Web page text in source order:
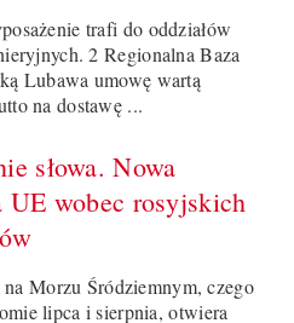
trafi do oddziałów
2 Regionalna Baza
Lubawa umowę wartą
na dostawę ...
słowa. Nowa
UE wobec rosyjskich
Morzu Śródziemnym, czego
lipca i sierpnia, otwiera